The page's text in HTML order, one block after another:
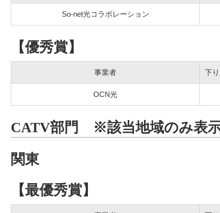
So-net光コラボレーション
【優秀賞】
事業者 下
OCN光
CATV部門 ※該当地域のみ表示
関東
【最優秀賞】